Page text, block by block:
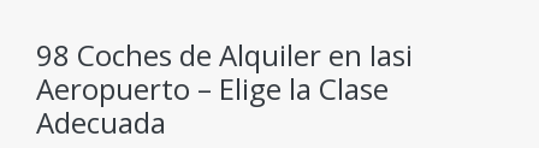
98 Coches de Alquiler en Iasi
Aeropuerto – Elige la Clase
Adecuada